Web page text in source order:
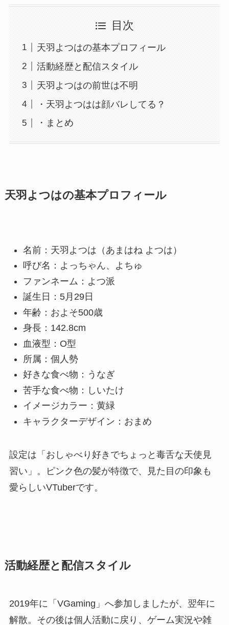
目次
天羽よつはの基本プロフィール
活動経歴と配信スタイル
天羽よつはの前世は不明
・天羽よつはは顔バレしてる？
・まとめ
天羽よつはの基本プロフィール
名前：天羽よつは（あまはね よつは）
呼び名：よっちゃん、よちゅ
ファンネーム：よつ派
誕生日：5月29日
年齢：およそ500歳
身長：142.8cm
血液型：O型
所属：個人勢
好きな食べ物：うなぎ
苦手な食べ物：しいたけ
イメージカラー：黄緑
キャラクターデザイン：おまめ
設定は「おしゃべり好きでちょっと毒舌な天使見
習い」。ピンク色の髪が特徴で、見た目の印象も
愛らしいVTuberです。
活動経歴と配信スタイル
2019年に「VGaming」へ参加しましたが、翌年に
解散。その後は個人活動に戻り、ゲーム実況や雑